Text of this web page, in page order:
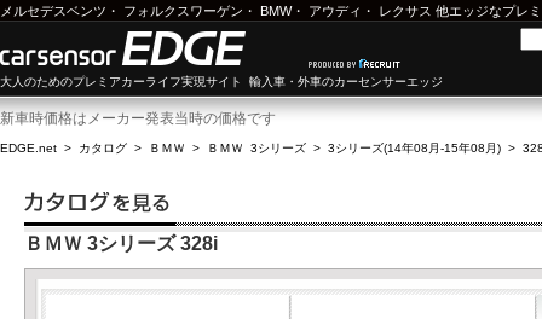
メルセデスベンツ ・ フォルクスワーゲン ・ BMW・ アウディ ・ レクサス 他エッジなプレ
大人のためのプレミアカーライフ実現サイト 輸入車・外車のカーセンサーエッジ
新車時価格はメーカー発表当時の価格です
EDGE.net > カタログ > ＢＭＷ > ＢＭＷ 3シリーズ > 3シリーズ(14年08月-15年08月) >
ＢＭＷ 3シリーズ 328i